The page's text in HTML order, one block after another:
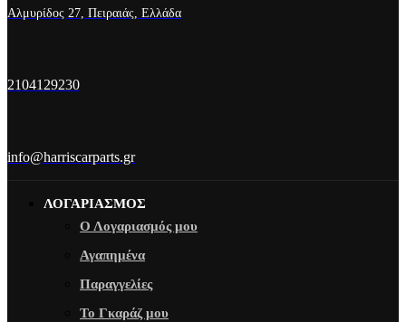
Αλμυρίδος 27, Πειραιάς, Ελλάδα
2104129230
info@harriscarparts.gr
ΛΟΓΑΡΙΑΣΜΟΣ
Ο Λογαριασμός μου
Αγαπημένα
Παραγγελίες
Το Γκαράζ μου